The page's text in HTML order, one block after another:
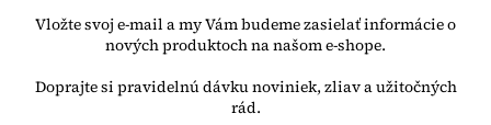
Vložte svoj e-mail a my Vám budeme zasielať informácie o
nových produktoch na našom e-shope.